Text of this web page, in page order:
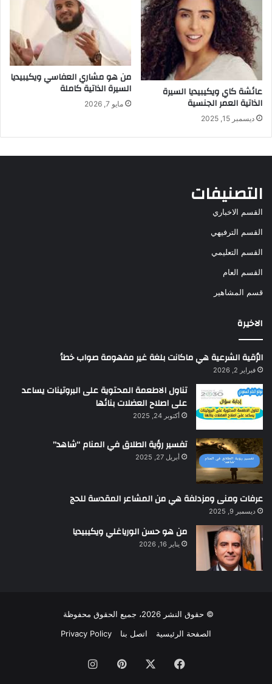
عائشة كاي ويكيبيديا السيرة
الذاتية العمر الجنسية
ديسمبر 15, 2025
من هو مشاري العفاسي ويكيبيديا
السيرة الذاتية كاملة
مايو 7, 2026
التصنيفات
القسم الاخباري
القسم الترفيهي
القسم التعليمي
القسم العام
قسم المشاهير
الاخيرة
الرُقية الشرعية هي ماكانت بلغة غير مفهومة صواب خطأ
فبراير 2, 2026
تناول الاطعمة المحتوية على البروتينات يساعد
على اصلاح العضلات بنائها
أكتوبر 24, 2025
تفسير رؤية الطلاق في المنام “شاهد”
أبريل 27, 2025
عرفات ومنى ومزدلفة هي من المشاعر المقدسة للحج
ديسمبر 9, 2025
من هو حسن الورياغلي ويكيبيديا
يناير 16, 2026
© حقوق النشر 2026، جميع الحقوق محفوظة
الصفحة الرئيسية
اتصل بنا Privacy Policy
فيسبوك بينتيريستانستقرام